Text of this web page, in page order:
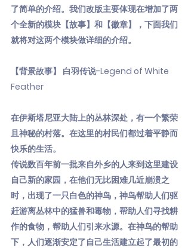
了简单的介绍。我们改版主要体现在增加了两
个全新的模块【故事】和【徽章】，下面我们
就将对这两个模块做详细的介绍。
【背景故事】 白羽传说-Legend of White
Feather
在伊斯塔尼亚大陆上的丛林深处，有一个繁荣
且神秘的村落。在这里的村民们都过着平静而
快乐的生活。
传说数百年前一批来自外乡的人来到这里建设
自己新的家园，在他们无比困难几近崩溃之
时，出现了一只白色的神鸟，神鸟帮助人们驱
赶游离丛林中的猛兽和毒物，帮助人们寻找耕
作的食物，帮助人们引来水源。在神鸟的帮助
下，人们逐渐安定了自己生活建立起了最初的